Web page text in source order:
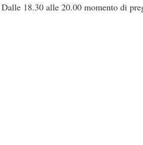
Dalle 18.30 alle 20.00 momento di